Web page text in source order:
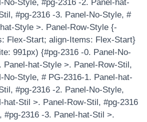
No-Style, #pg-2316 -2. Panel-hat-
#pg-2316 -3. Panel-No-Style, #
Style >. Panel-Row-Style {-
Flex-Start; align-Items: Flex-Start}
991px) {#pg-2316 -0. Panel-No-
Panel-hat-Style >. Panel-Row-Stil,
No-Style, # PG-2316-1. Panel-hat-
#pg-2316 -2. Panel-No-Style,
hat-Stil >. Panel-Row-Stil, #pg-2316
#pg-2316 -3. Panel-hat-Stil >.